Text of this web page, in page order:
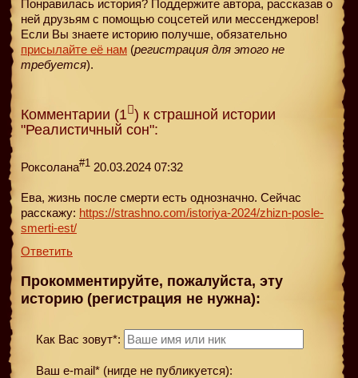
Понравилась история? Поддержите автора, рассказав о
ней друзьям с помощью соцсетей или мессенджеров!
Если Вы знаете историю получше, обязательно
присылайте её нам (регистрация для этого не
требуется).
Комментарии (1 ) к страшной истории
"Реалистичный сон":
Роксолана#1 20.03.2024 07:32
Ева, жизнь после смерти есть однозначно. Сейчас
расскажу: https://strashno.com/istoriya-2024/zhizn-posle-
smerti-est/
Ответить
Прокомментируйте, пожалуйста, эту
историю (регистрация не нужна):
Как Вас зовут*:
Ваш e-mail* (нигде не публикуется):